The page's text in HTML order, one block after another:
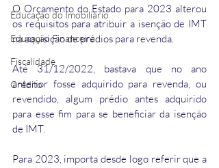
Educação do Imobiliário
Educação Financeira
Fiscalidade
Crédito
O Orçamento do Estado para 2023 alterou
os requisitos para atribuir a isenção de IMT
na aquisição de prédios para revenda.
Até 31/12/2022, bastava que no ano
anterior fosse adquirido para revenda, ou
revendido, algum prédio antes adquirido
para esse fim para se beneficiar da isenção
de IMT.
Para 2023, importa desde logo referir que a